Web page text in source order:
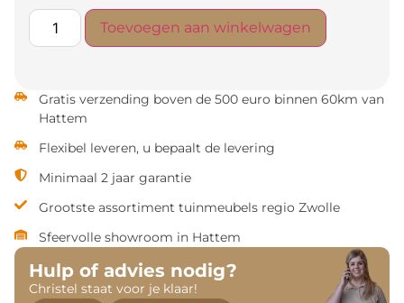
Toevoegen aan winkelwagen
Gratis verzending boven de 500 euro binnen 60km van
Hattem
Flexibel leveren, u bepaalt de levering
Minimaal 2 jaar garantie
Grootste assortiment tuinmeubels regio Zwolle
Sfeervolle showroom in Hattem
Hulp of advies nodig?
Christel staat voor je klaar!